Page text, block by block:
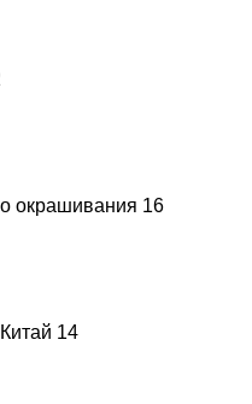
окрашивания 16
14